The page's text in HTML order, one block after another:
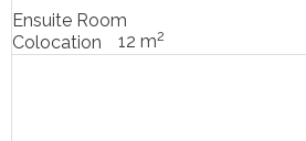
Ensuite Room
Colocation
12 m2